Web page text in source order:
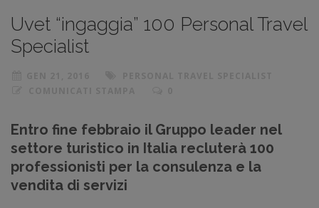
Uvet “ingaggia” 100 Personal Travel
Specialist
Entro fine febbraio il Gruppo leader nel
settore turistico in Italia recluterà 100
professionisti per la consulenza e la
vendita di servizi